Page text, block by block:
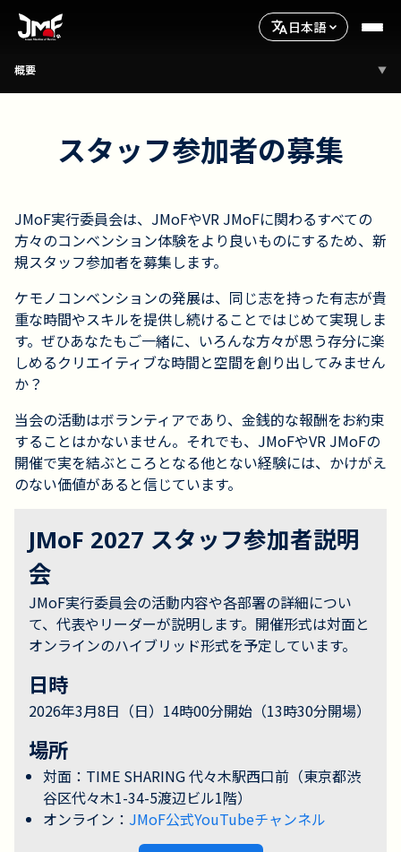
日本語
概要 ▼
スタッフ参加者の募集
JMoF実行委員会は、JMoFやVR JMoFに関わるすべての
方々のコンベンション体験をより良いものにするため、新
規スタッフ参加者を募集します。
ケモノコンベンションの発展は、同じ志を持った有志が貴
重な時間やスキルを提供し続けることではじめて実現しま
す。ぜひあなたもご一緒に、いろんな方々が思う存分に楽
しめるクリエイティブな時間と空間を創り出してみません
か？
当会の活動はボランティアであり、金銭的な報酬をお約束
することはかないません。それでも、JMoFやVR JMoFの
開催で実を結ぶところとなる他とない経験には、かけがえ
のない価値があると信じています。
JMoF 2027 スタッフ参加者説明
会
JMoF実行委員会の活動内容や各部署の詳細につい
て、代表やリーダーが説明します。開催形式は対面と
オンラインのハイブリッド形式を予定しています。
日時
2026年3月8日（日）14時00分開始（13時30分開場）
場所
対面：TIME SHARING 代々木駅西口前（東京都渋
谷区代々木1-34-5渡辺ビル1階）
オンライン： JMoF公式YouTubeチャンネル